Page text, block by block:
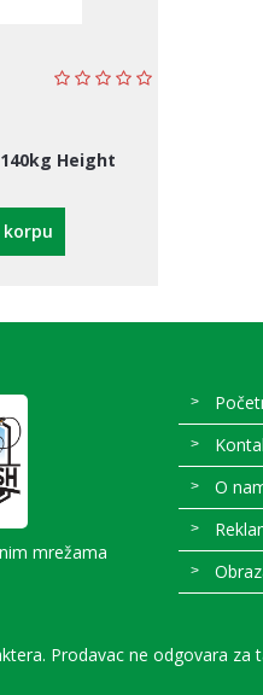
140kg Height
mrežama
O
Prodavac ne odgovara